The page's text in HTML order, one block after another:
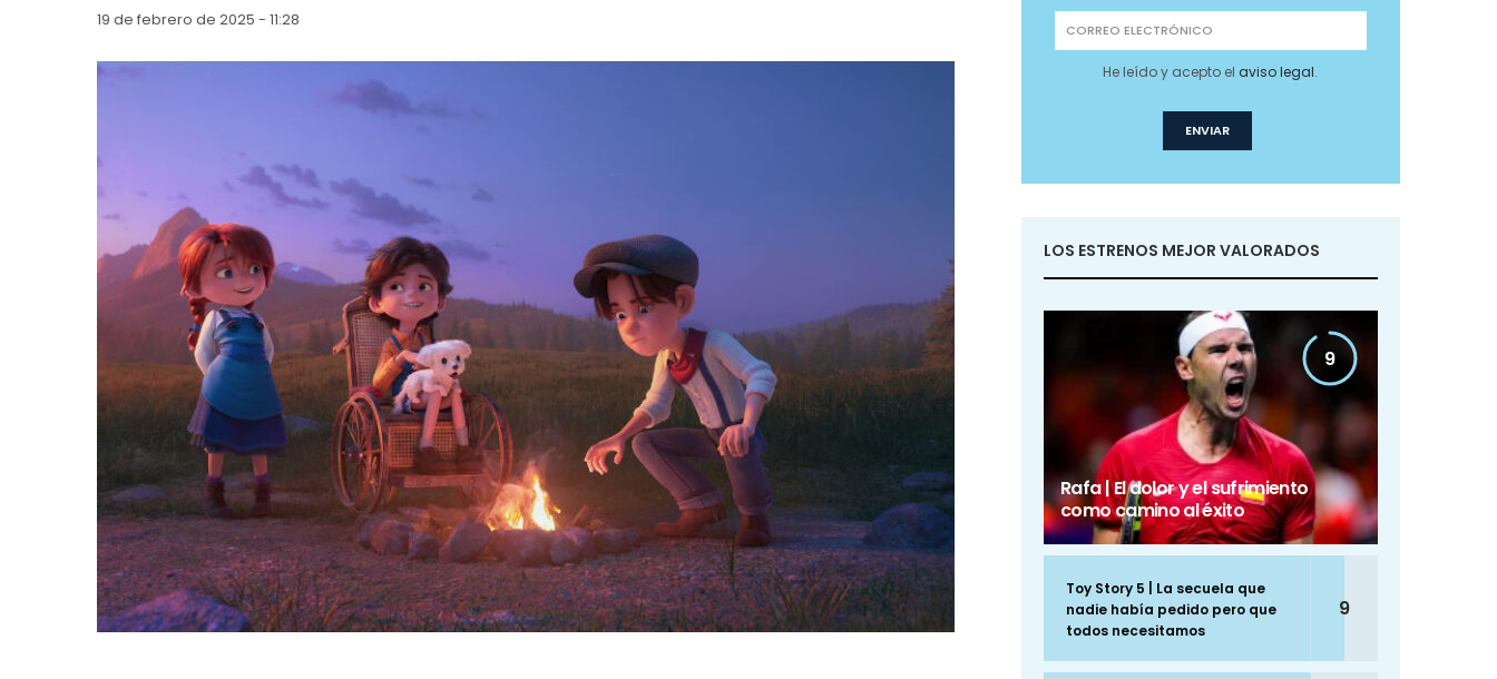
19 de febrero de 2025 - 11:28
He leído y acepto elaviso legal.
LOS ESTRENOS MEJOR VALORADOS
9
Rafa | El dolor y el sufrimiento
como camino al éxito
Toy Story 5 | La secuela que
nadie había pedido pero que
todos necesitamos
9